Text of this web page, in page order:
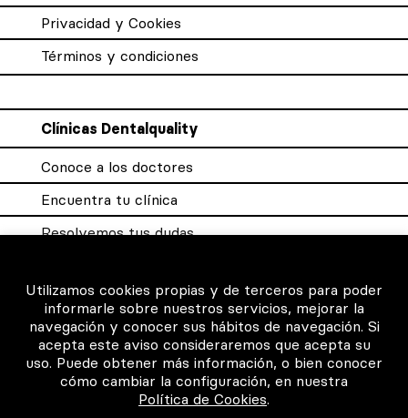
Privacidad y Cookies
Términos y condiciones
Clínicas Dentalquality
Conoce a los doctores
Encuentra tu clínica
Resolvemos tus dudas
Para los profesionales
Consigue tu certificado
Intranet clínicas certificadas
Utilizamos cookies propias y de terceros para poder
informarle sobre nuestros servicios, mejorar la
navegación y conocer sus hábitos de navegación. Si
acepta este aviso consideraremos que acepta su
uso. Puede obtener más información, o bien conocer
cómo cambiar la configuración, en nuestra
Política de Cookies.